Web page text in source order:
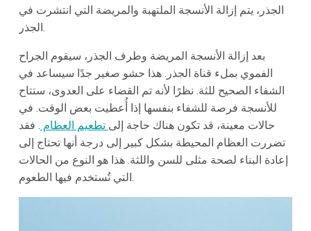
الجذر، يتم إزالة الأنسجة الملتهبة والمريضة التي انتشرت في
الجذر.
بعد إزالة الأنسجة المريضة وطرف الجذر، سيقوم الجراح
الفموي بملء قناة الجذر. هذا حشو صغير جدًا سيساعد في
الشفاء الصحيح للثة. نظرًا لأنه تم القضاء على العدوى، ستتاح
للأنسجة فرصة للشفاء بنفسها إذا أُعطيت بعض الوقت. في
حالات معينة، قد تكون هناك حاجة إلى تطعيم العظام . فقد
تضررت العظام المحيطة بشكل كبير إلى درجة أنها تحتاج إلى
إعادة البناء لصحة مثلى للسن واللثة. هذا هو النوع من الحالات
التي تُستخدم فيها الطعوم.